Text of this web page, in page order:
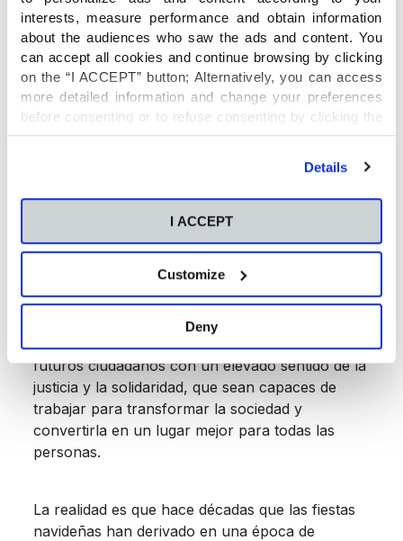
interests, measure performance and obtain information
about the audiences who saw the ads and content. You
can accept all cookies and continue browsing by clicking
on the “I ACCEPT” button; Alternatively, you can access
more detailed information and change your preferences
before consenting or to refuse consenting by clicking the
"Personalize" button. For more information you can visit
Details
I ACCEPT
Customize
Deny
En Navidad, consumo
responsable y sostenible
En el Colegio CEU Virgen Niña nos esforzamos
una educación integral y en
valores. El objetivo no es otro que formar a
futuros ciudadanos con un elevado sentido de la
justicia y la solidaridad, que sean capaces de
trabajar para transformar la sociedad y
convertirla en un lugar mejor para todas las
personas.
La realidad es que hace décadas que las fiestas
navideñas han derivado en una época de